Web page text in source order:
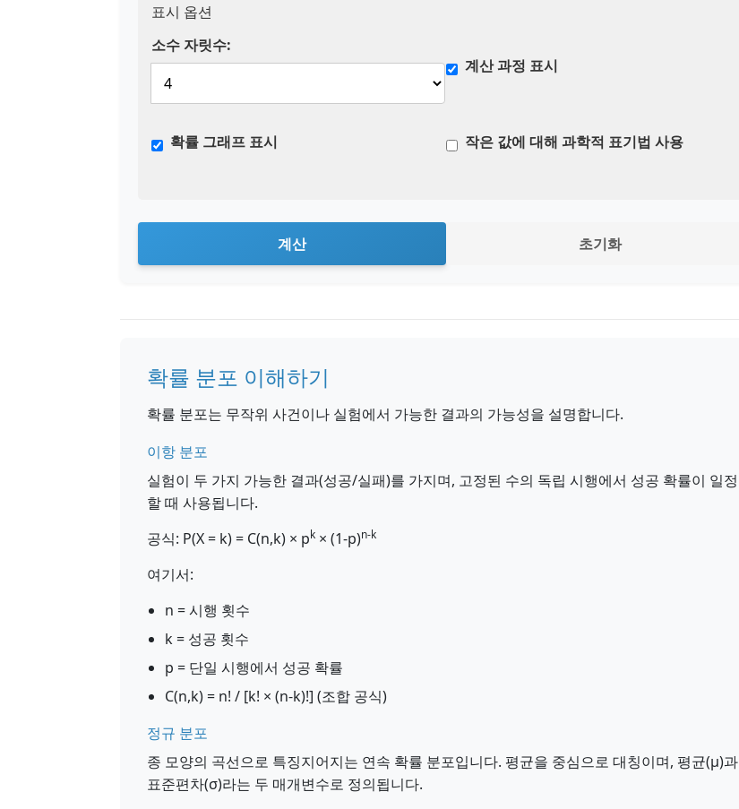
표시 옵션
소수 자릿수:
계산 과정 표시
확률 그래프 표시 작은 값에 대해 과학적 표기법 사용
계산 초기화
확률 분포 이해하기
확률 분포는 무작위 사건이나 실험에서 가능한 결과의 가능성을 설명합니다.
이항 분포
실험이 두 가지 가능한 결과(성공/실패)를 가지며, 고정된 수의 독립 시행에서 성공 확률이 일정
할 때 사용됩니다.
공식: P(X = k) = C(n,k) × pk × (1-p)n-k
여기서:
n = 시행 횟수
k = 성공 횟수
p = 단일 시행에서 성공 확률
C(n,k) = n! / [k! × (n-k)!] (조합 공식)
정규 분포
종 모양의 곡선으로 특징지어지는 연속 확률 분포입니다. 평균을 중심으로 대칭이며, 평균(μ)과
표준편차(σ)라는 두 매개변수로 정의됩니다.